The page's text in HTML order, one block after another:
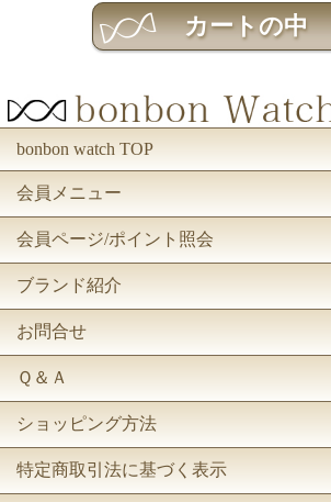
bonbon watch TOP
会員メニュー
会員ページ/ポイント照会
ブランド紹介
お問合せ
Ｑ＆Ａ
ショッピング方法
特定商取引法に基づく表示